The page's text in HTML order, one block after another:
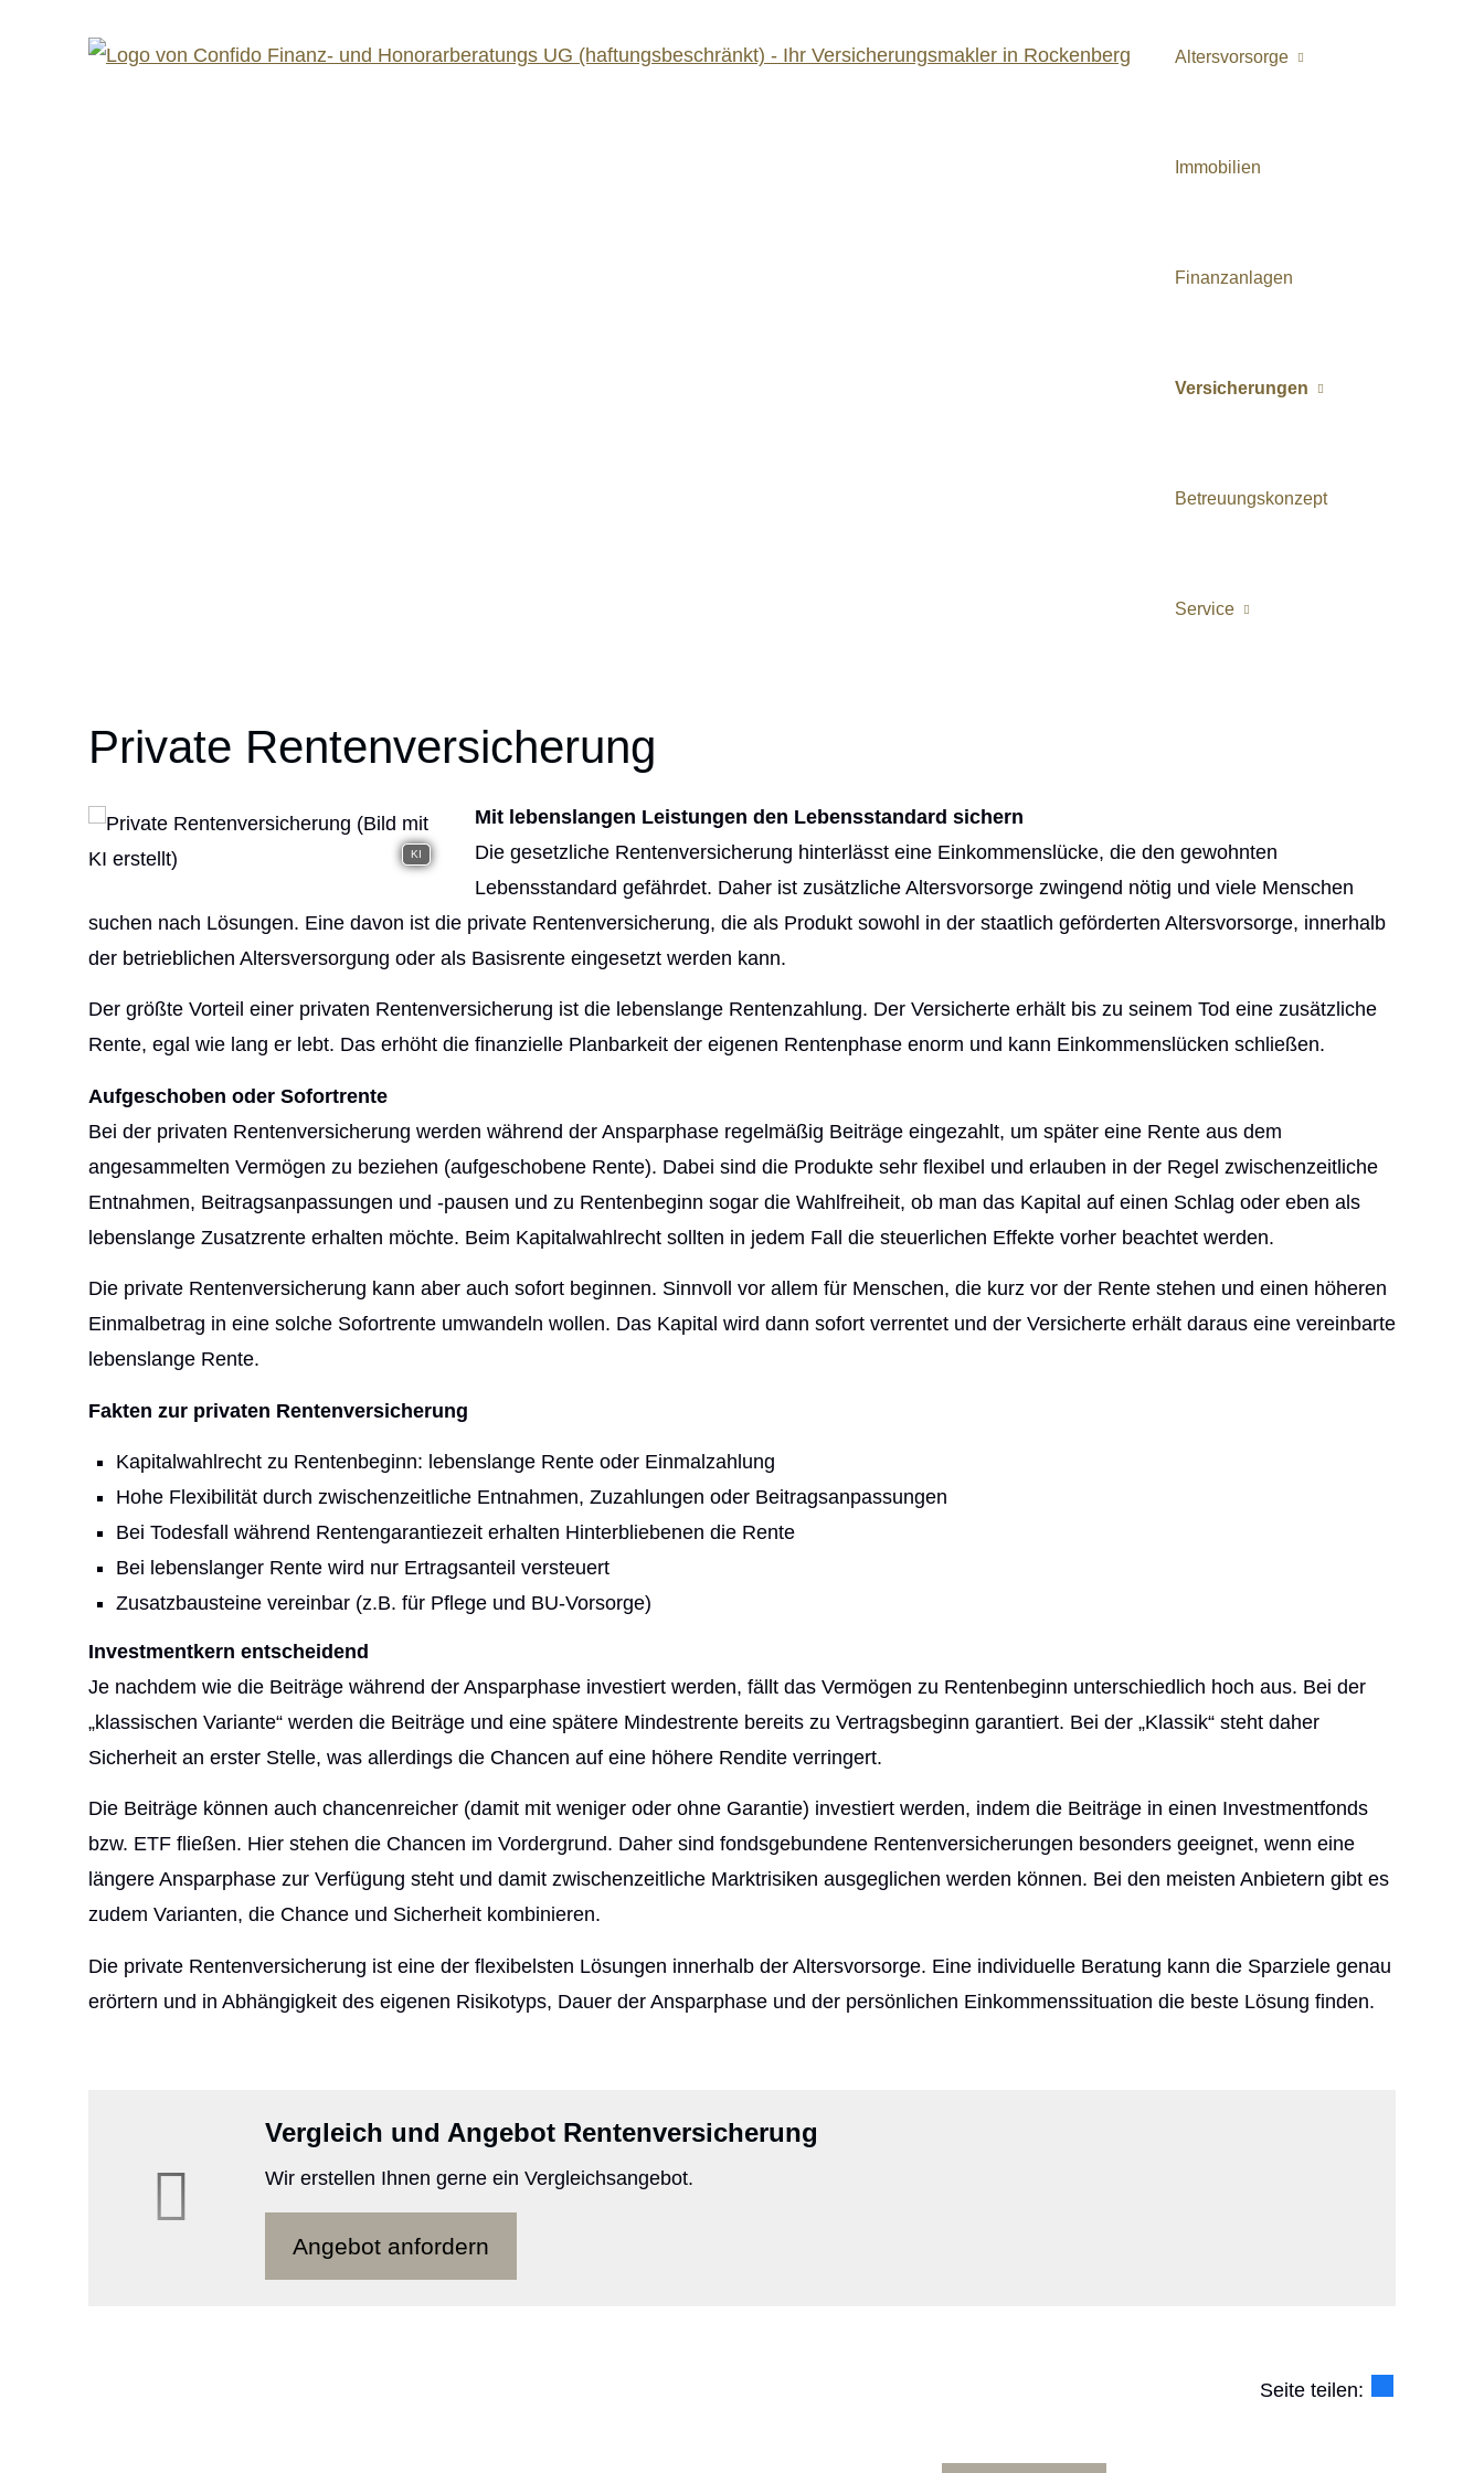
Alters­vorsorge
Immobilien
Finanzanlagen
Versicherungen
Betreuungskonzept
Service
Private Rentenversicherung
KI
Mit lebenslangen Leistungen den Lebensstandard sichern
Die gesetzliche Rentenversicherung hinterlässt eine Einkommenslücke, die den gewohnten
Lebensstandard gefährdet. Daher ist zusätzliche Alters­vorsorge zwingend nötig und viele Menschen
suchen nach Lösungen. Eine davon ist die private Rentenversicherung, die als Produkt sowohl in der staatlich geförderten Alters­vorsorge, innerhalb
der betrieblichen Altersversorgung oder als Basisrente eingesetzt werden kann.
Der größte Vorteil einer privaten Rentenversicherung ist die lebenslange Rentenzahlung. Der Versicherte erhält bis zu seinem Tod eine zusätzliche
Rente, egal wie lang er lebt. Das erhöht die finanzielle Planbarkeit der eigenen Rentenphase enorm und kann Einkommenslücken schließen.
Aufgeschoben oder Sofortrente
Bei der privaten Rentenversicherung werden während der Ansparphase regelmäßig Beiträge eingezahlt, um später eine Rente aus dem
angesammelten Vermögen zu beziehen (aufgeschobene Rente). Dabei sind die Produkte sehr flexibel und erlauben in der Regel zwischenzeitliche
Entnahmen, Beitragsanpassungen und -pausen und zu Rentenbeginn sogar die Wahlfreiheit, ob man das Kapital auf einen Schlag oder eben als
lebenslange Zusatzrente erhalten möchte. Beim Kapitalwahlrecht sollten in jedem Fall die steuerlichen Effekte vorher beachtet werden.
Die private Rentenversicherung kann aber auch sofort beginnen. Sinnvoll vor allem für Menschen, die kurz vor der Rente stehen und einen höheren
Einmalbetrag in eine solche Sofortrente umwandeln wollen. Das Kapital wird dann sofort verrentet und der Versicherte erhält daraus eine vereinbarte
lebenslange Rente.
Fakten zur privaten Rentenversicherung
Kapitalwahlrecht zu Rentenbeginn: lebenslange Rente oder Einmalzahlung
Hohe Flexibilität durch zwischenzeitliche Entnahmen, Zuzahlungen oder Beitragsanpassungen
Bei Todesfall während Rentengarantiezeit erhalten Hinterbliebenen die Rente
Bei lebenslanger Rente wird nur Ertragsanteil versteuert
Zusatzbausteine vereinbar (z.B. für Pflege und BU-Vorsorge)
Investmentkern entscheidend
Je nachdem wie die Beiträge während der Ansparphase investiert werden, fällt das Vermögen zu Rentenbeginn unterschiedlich hoch aus. Bei der
„klassischen Variante“ werden die Beiträge und eine spätere Mindestrente bereits zu Vertragsbeginn garantiert. Bei der „Klassik“ steht daher
Sicherheit an erster Stelle, was allerdings die Chancen auf eine höhere Rendite verringert.
Die Beiträge können auch chancenreicher (damit mit weniger oder ohne Garantie) investiert werden, indem die Beiträge in einen Investmentfonds
bzw. ETF fließen. Hier stehen die Chancen im Vordergrund. Daher sind fondsgebundene Rentenversicherungen besonders geeignet, wenn eine
längere Ansparphase zur Verfügung steht und damit zwischenzeitliche Marktrisiken ausgeglichen werden können. Bei den meisten Anbietern gibt es
zudem Varianten, die Chance und Sicherheit kombinieren.
Die private Rentenversicherung ist eine der flexibelsten Lösungen innerhalb der Alters­vorsorge. Eine individuelle Beratung kann die Sparziele genau
erörtern und in Abhängigkeit des eigenen Risikotyps, Dauer der Ansparphase und der persönlichen Einkommenssituation die beste Lösung finden.
Vergleich und Angebot Rentenversicherung
Wir erstellen Ihnen gerne ein Vergleichsangebot.
An­ge­bot an­for­dern
Seite teilen: